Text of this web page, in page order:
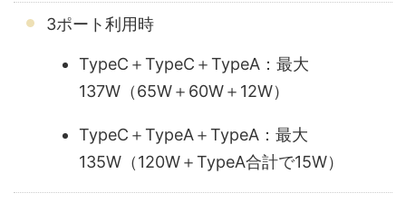
3ポート利用時
TypeC＋TypeC＋TypeA：最大
137W（65W＋60W＋12W）
TypeC＋TypeA＋TypeA：最大
135W（120W＋TypeA合計で15W）